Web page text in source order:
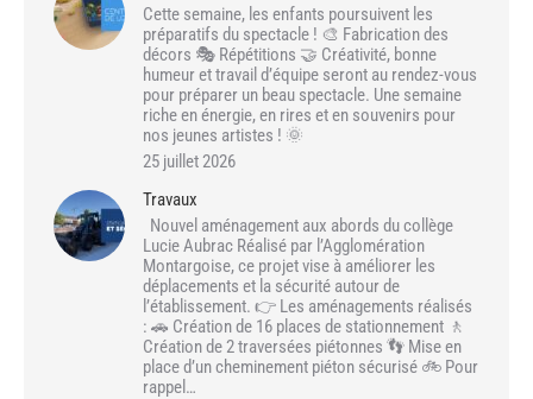
Cette semaine, les enfants poursuivent les
préparatifs du spectacle ! 🎨 Fabrication des
décors 🎭 Répétitions 🤝 Créativité, bonne
humeur et travail d’équipe seront au rendez-vous
pour préparer un beau spectacle. Une semaine
riche en énergie, en rires et en souvenirs pour
nos jeunes artistes ! 🌞
25 juillet 2026
Travaux
Nouvel aménagement aux abords du collège
Lucie Aubrac Réalisé par l’Agglomération
Montargoise, ce projet vise à améliorer les
déplacements et la sécurité autour de
l’établissement. 👉 Les aménagements réalisés
: 🚗 Création de 16 places de stationnement 🚶
Création de 2 traversées piétonnes 👣 Mise en
place d’un cheminement piéton sécurisé 🚲 Pour
rappel…